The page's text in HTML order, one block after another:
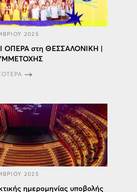
2025
ΟΠΕΡΑ στη ΘΕΣΣΑΛΟΝΙΚΗ |
2025
ημερομηνίας υποβολής